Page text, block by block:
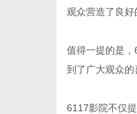
观众营造了良好
值得一提的是
到了广大观众的
6117影院不仅